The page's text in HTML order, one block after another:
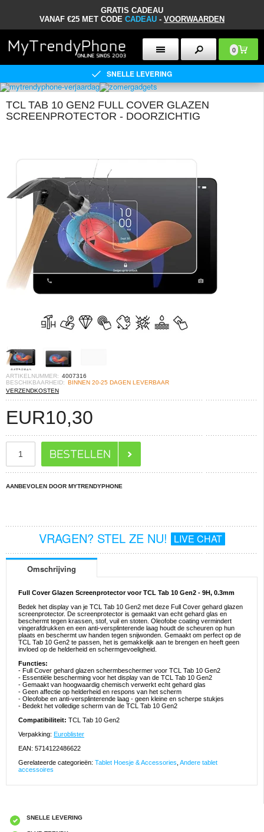
GRATIS CADEAU
VANAF €25 MET CODE CADEAU - VOORWAARDEN
0
SNELLE LEVERING
TCL TAB 10 GEN2 FULL COVER GLAZEN
SCREENPROTECTOR - DOORZICHTIG
ARTIKELNUMMER: 4007316
BESCHIKBAARHEID: BINNEN 20-25 DAGEN LEVERBAAR
VERZENDKOSTEN
EUR10,30
AANBEVOLEN DOOR MYTRENDYPHONE
VRAGEN? STEL ZE NU! LIVE CHAT
Omschrijving
Full Cover Glazen Screenprotector voor TCL Tab 10 Gen2 - 9H, 0.3mm
Bedek het display van je TCL Tab 10 Gen2 met deze Full Cover gehard glazen
screenprotector. De screenprotector is gemaakt van echt gehard glas en
beschermt tegen krassen, stof, vuil en stoten. Oleofobe coating vermindert
vingerafdrukken en een anti-versplinterende laag houdt de scheuren op hun
plaats en beschermt uw handen tegen snijwonden. Gemaakt om perfect op de
TCL Tab 10 Gen2 te passen, het is gemakkelijk aan te brengen en heeft geen
invloed op de helderheid en schermgevoeligheid.
Functies:
- Full Cover gehard glazen schermbeschermer voor TCL Tab 10 Gen2
- Essentiële bescherming voor het display van de TCL Tab 10 Gen2
- Gemaakt van hoogwaardig chemisch verwerkt echt gehard glas
- Geen affectie op helderheid en respons van het scherm
- Oleofobe en anti-versplinterende laag - geen kleine en scherpe stukjes
- Bedekt het volledige scherm van de TCL Tab 10 Gen2
Compatibiliteit: TCL Tab 10 Gen2
Verpakking: Euroblister
EAN: 5714122486622
Gerelateerde categorieën: Tablet Hoesje & Accessories Andere tablet
accessoires
SNELLE LEVERING